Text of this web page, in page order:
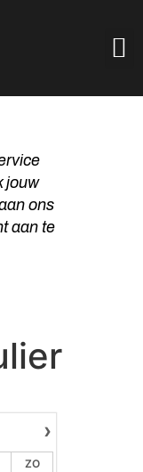
jouw
ons
aan te
›
ZO